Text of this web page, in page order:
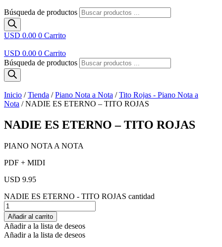
Búsqueda de productos
USD 0.00 0 Carrito
USD 0.00 0 Carrito
Búsqueda de productos
Inicio /Tienda /Piano Nota a Nota /Tito Rojas - Piano Nota a
Nota / NADIE ES ETERNO – TITO ROJAS
NADIE ES ETERNO – TITO ROJAS
PIANO NOTA A NOTA
PDF + MIDI
USD 9.95
NADIE ES ETERNO - TITO ROJAS cantidad
Añadir al carrito
Añadir a la lista de deseos
Añadir a la lista de deseos